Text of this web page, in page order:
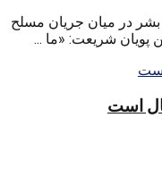
در میان جریان مسلح
پویان شریعت: «ما ...
است